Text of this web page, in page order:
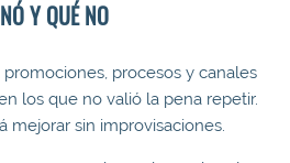
Y QUÉ NO
procesos y canales
los que no valió la pena repetir.
mejorar sin improvisaciones.